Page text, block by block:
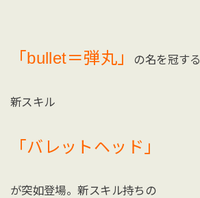
「bullet＝弾丸」 の名を冠する
新スキル
「バレット ヘッド」
が突如登場。新スキル持ちの